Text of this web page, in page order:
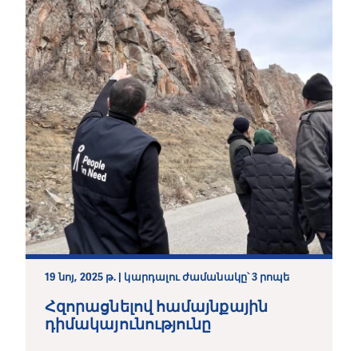
19 նոյ, 2025 թ. | կարդալու ժամանակը՝ 3 րոպե
Հզորացնելով համայնքային
դիմակայունությունը